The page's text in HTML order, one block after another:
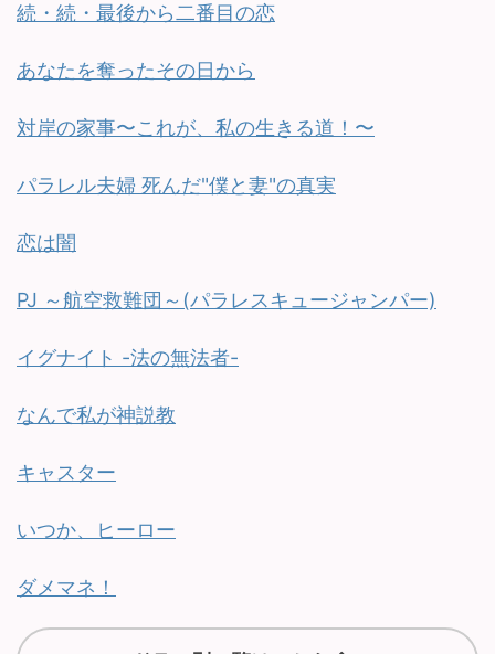
続・続・最後から二番目の恋
あなたを奪ったその日から
対岸の家事〜これが、私の生きる道！〜
パラレル夫婦 死んだ"僕と妻"の真実
恋は闇
PJ ～航空救難団～(パラレスキュージャンパー)
イグナイト -法の無法者-
なんで私が神説教
キャスター
いつか、ヒーロー
ダメマネ！